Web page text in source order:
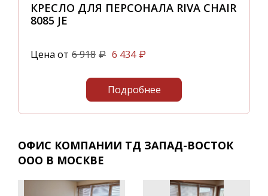
КРЕСЛО ДЛЯ ПЕРСОНАЛА RIVA CHAIR
8085 JE
Цена от 6 918 ₽ 6 434 ₽
Подробнее
ОФИС КОМПАНИИ ТД ЗАПАД-ВОСТОК
ООО В МОСКВЕ